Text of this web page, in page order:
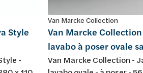
Style
-
Van Marcke Collection
Van Marcke
lavabo à poser ovale
Van Marcke Collection -